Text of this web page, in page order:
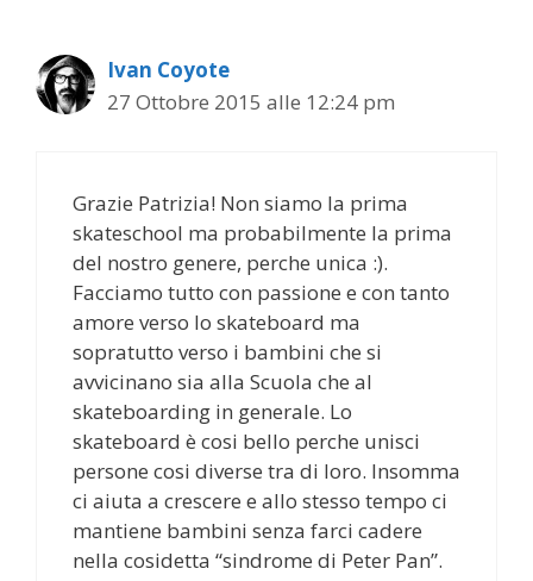
Ivan Coyote
27 Ottobre 2015 alle 12:24 pm
Grazie Patrizia! Non siamo la prima
skateschool ma probabilmente la prima
del nostro genere, perche unica :).
Facciamo tutto con passione e con tanto
amore verso lo skateboard ma
sopratutto verso i bambini che si
avvicinano sia alla Scuola che al
skateboarding in generale. Lo
skateboard è cosi bello perche unisci
persone cosi diverse tra di loro. Insomma
ci aiuta a crescere e allo stesso tempo ci
mantiene bambini senza farci cadere
nella cosidetta “sindrome di Peter Pan”.